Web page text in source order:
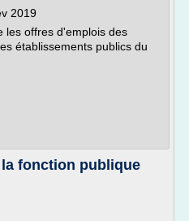
2019
les offres d'emplois des
établissements publics du
fonction publique